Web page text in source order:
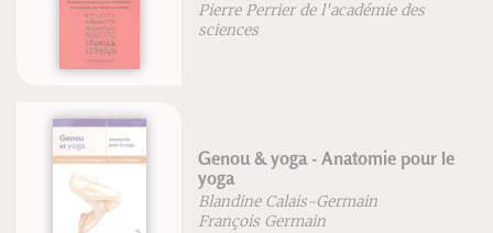
Pierre Perrier de l'académie des
sciences
Genou & yoga - Anatomie pour le
yoga
Blandine Calais-Germain
François Germain